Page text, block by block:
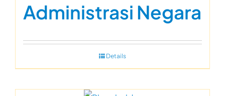
Administrasi Negara
Details